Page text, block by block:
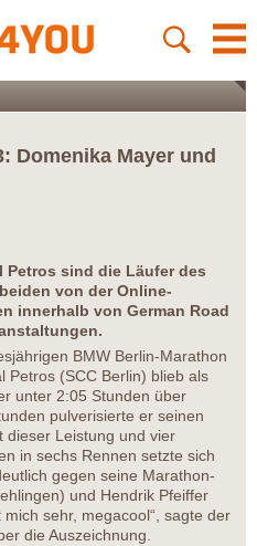
Domenika Mayer und
Petros sind die Läufer des
von der Online-
innerhalb von German Road
BMW Berlin-Marathon
Petros (SCC Berlin) blieb als
unter 2:05 Stunden über
pulverisierte er seinen
dieser Leistung und vier
in sechs Rennen setzte sich
gegen seine Marathon-
und Hendrik Pfeiffer
sehr, megacool“, sagte der
die Auszeichnung.